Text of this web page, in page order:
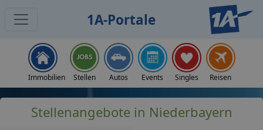
1A-Portale
Immobilien Stellen Autos Events Singles Reisen
Stellenangebote in Niederbayern